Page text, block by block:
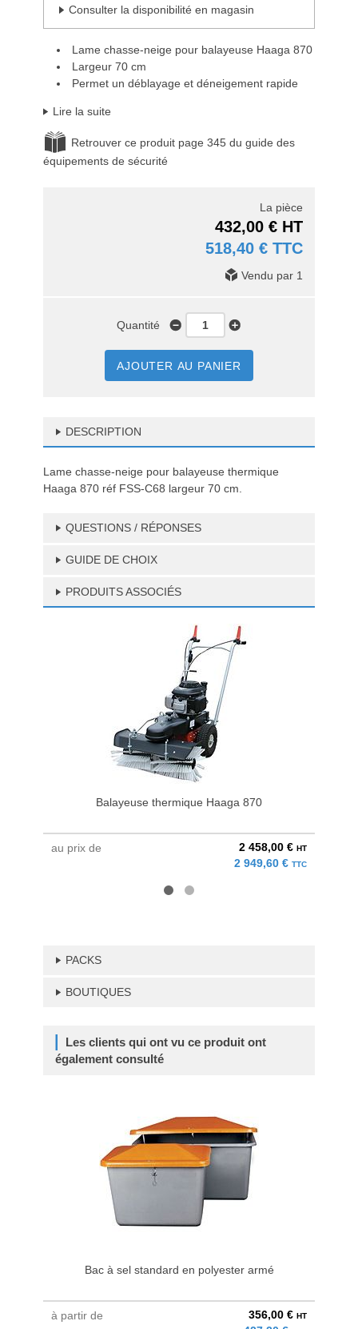
Consulter la disponibilité en magasin
Lame chasse-neige pour balayeuse Haaga 870
Largeur 70 cm
Permet un déblayage et déneigement rapide
Lire la suite
Retrouver ce produit page 345 du guide des
équipements de sécurité
La pièce
432,00 € HT
518,40 € TTC
Vendu par 1
Quantité
AJOUTER AU PANIER
DESCRIPTION
Lame chasse-neige pour balayeuse thermique
Haaga 870 réf FSS-C68 largeur 70 cm.
QUESTIONS / RÉPONSES
GUIDE DE CHOIX
PRODUITS ASSOCIÉS
Balayeuse thermique Haaga 870
au prix de 2 458,00 € HT
2 949,60 € TTC
PACKS
BOUTIQUES
Les clients qui ont vu ce produit ont
également consulté
Bac à sel standard en polyester armé
à partir de 356,00 € HT